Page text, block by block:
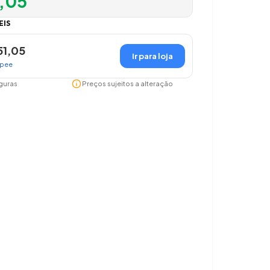
Ir para loja
infoPreços sujeitos a alteração